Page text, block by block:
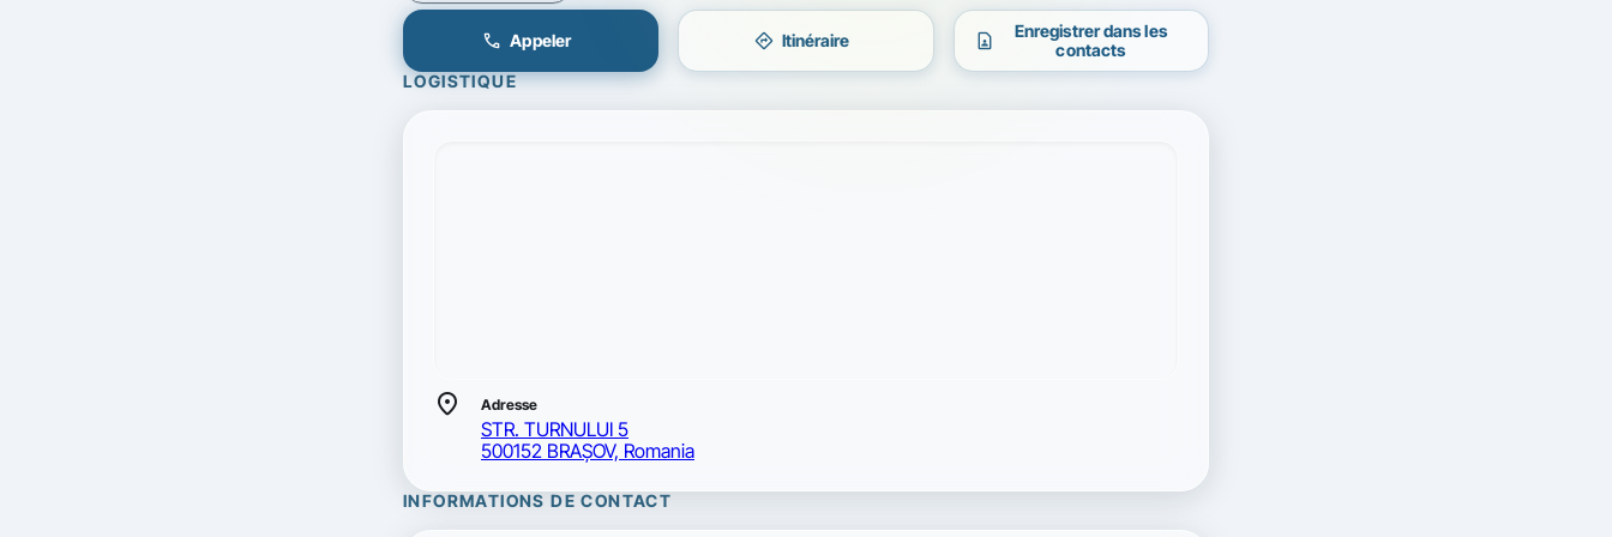
call Appeler directions Itinéraire contact_page
Enregistrer dans les
contacts
LOGISTIQUE
location_on Adresse
STR. TURNULUI 5
500152 BRAŞOV, Romania
INFORMATIONS DE CONTACT